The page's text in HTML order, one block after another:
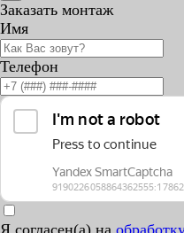
Заказать монтаж
Имя
Телефон